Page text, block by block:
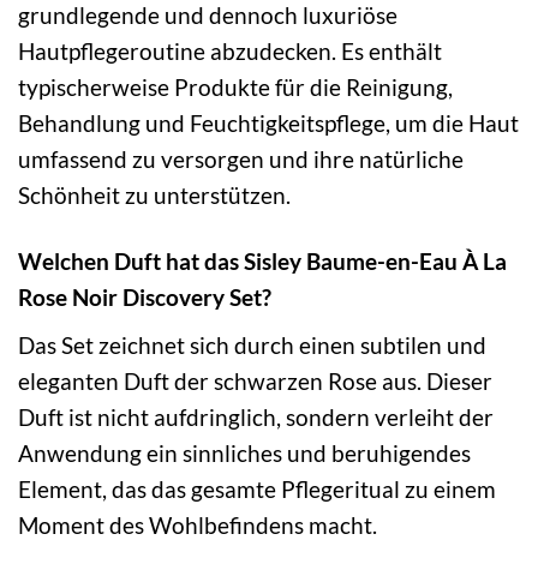
grundlegende und dennoch luxuriöse
Hautpflegeroutine abzudecken. Es enthält
typischerweise Produkte für die Reinigung,
Behandlung und Feuchtigkeitspflege, um die Haut
umfassend zu versorgen und ihre natürliche
Schönheit zu unterstützen.
Welchen Duft hat das Sisley Baume-en-Eau À La
Rose Noir Discovery Set?
Das Set zeichnet sich durch einen subtilen und
eleganten Duft der schwarzen Rose aus. Dieser
Duft ist nicht aufdringlich, sondern verleiht der
Anwendung ein sinnliches und beruhigendes
Element, das das gesamte Pflegeritual zu einem
Moment des Wohlbefindens macht.